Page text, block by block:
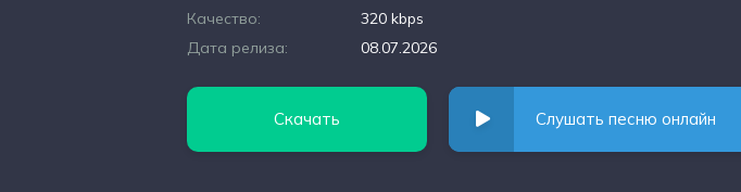
Качество:
320 kbps
Дата релиза:
08.07.2026
Скачать Слушать песню онлайн